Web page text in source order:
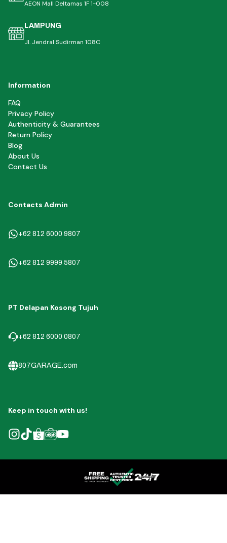
AEON Mall Deltamas 1F 1-008
LAMPUNG
Jl. Jendral Sudirman 108C
Information
FAQ
Privacy Policy
Authenticity & Guarantees
Return Policy
Blog
About Us
Contact Us
Contacts Admin
+62 812 6000 9807
+62 812 9999 5807
PT Delapan Kosong Tujuh
+62 812 6000 0807
807GARAGE.com
Keep in touch with us!